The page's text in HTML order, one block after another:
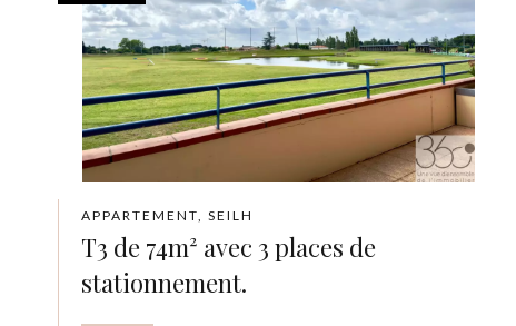
APPARTEMENT, SEILH
T3 de 74m² avec 3 places de
stationnement.